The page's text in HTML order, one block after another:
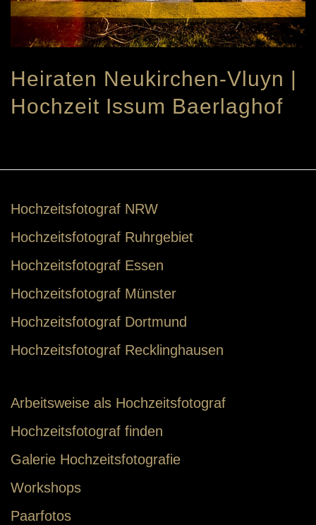
Heiraten Neukirchen-Vluyn |
Hochzeit Issum Baerlaghof
Hochzeitsfotograf NRW
Hochzeitsfotograf Ruhrgebiet
Hochzeitsfotograf Essen
Hochzeitsfotograf Münster
Hochzeitsfotograf Dortmund
Hochzeitsfotograf Recklinghausen
Arbeitsweise als Hochzeitsfotograf
Hochzeitsfotograf finden
Galerie Hochzeitsfotografie
Workshops
Paarfotos